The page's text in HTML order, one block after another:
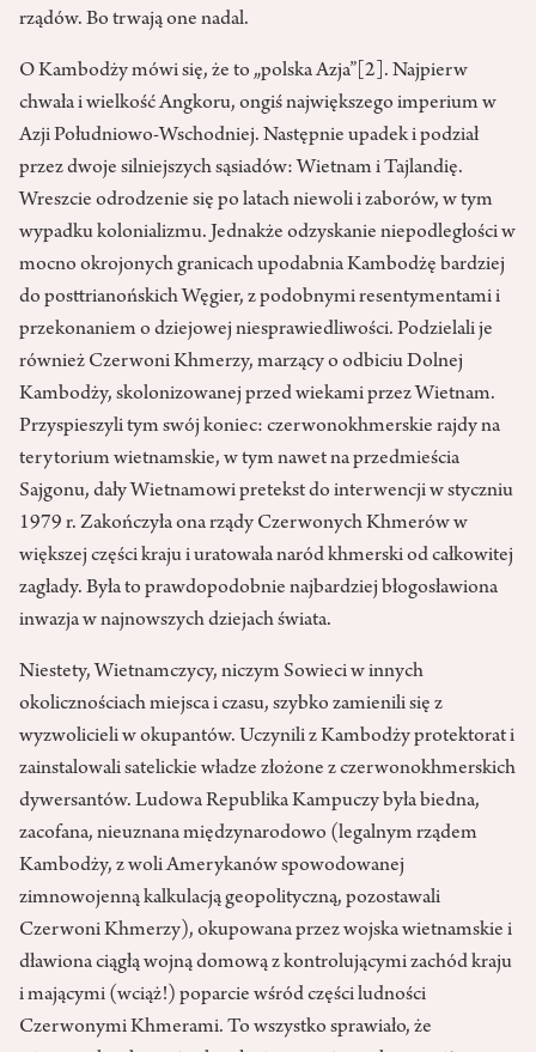
rządów. Bo trwają one nadal.
O Kambodży mówi się, że to „polska Azja” [2] . Najpierw
chwała i wielkość Angkoru, ongiś największego imperium w
Azji Południowo-Wschodniej. Następnie upadek i podział
przez dwoje silniejszych sąsiadów: Wietnam i Tajlandię.
Wreszcie odrodzenie się po latach niewoli i zaborów, w tym
wypadku kolonializmu. Jednakże odzyskanie niepodległości w
mocno okrojonych granicach upodabnia Kambodżę bardziej
do posttrianońskich Węgier, z podobnymi resentymentami i
przekonaniem o dziejowej niesprawiedliwości. Podzielali je
również Czerwoni Khmerzy, marzący o odbiciu Dolnej
Kambodży, skolonizowanej przed wiekami przez Wietnam.
Przyspieszyli tym swój koniec: czerwonokhmerskie rajdy na
terytorium wietnamskie, w tym nawet na przedmieścia
Sajgonu, dały Wietnamowi pretekst do interwencji w styczniu
1979 r. Zakończyła ona rządy Czerwonych Khmerów w
większej części kraju i uratowała naród khmerski od całkowitej
zagłady. Była to prawdopodobnie najbardziej błogosławiona
inwazja w najnowszych dziejach świata.
Niestety, Wietnamczycy, niczym Sowieci w innych
okolicznościach miejsca i czasu, szybko zamienili się z
wyzwolicieli w okupantów. Uczynili z Kambodży protektorat i
zainstalowali satelickie władze złożone z czerwonokhmerskich
dywersantów. Ludowa Republika Kampuczy była biedna,
zacofana, nieuznana międzynarodowo (legalnym rządem
Kambodży, z woli Amerykanów spowodowanej
zimnowojenną kalkulacją geopolityczną, pozostawali
Czerwoni Khmerzy), okupowana przez wojska wietnamskie i
dławiona ciągłą wojną domową z kontrolującymi zachód kraju
i mającymi (wciąż!) poparcie wśród części ludności
Czerwonymi Khmerami. To wszystko sprawiało, że